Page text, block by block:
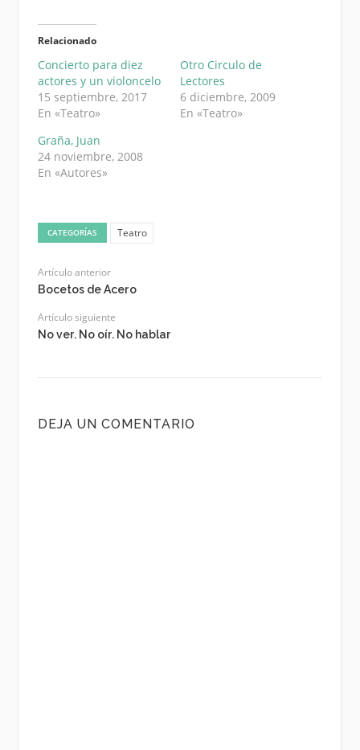
Relacionado
Concierto para diez
actores y un violoncelo
15 septiembre, 2017
En «Teatro»
Otro Circulo de
Lectores
6 diciembre, 2009
En «Teatro»
Graña, Juan
24 noviembre, 2008
En «Autores»
CATEGORÍAS Teatro
Artículo anterior
Bocetos de Acero
Artículo siguiente
No ver. No oír. No hablar
DEJA UN COMENTARIO